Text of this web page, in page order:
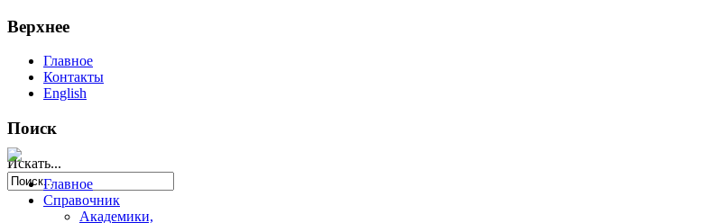
Верхнее
Главное
Контакты
English
Поиск
Искать...
Главное
Справочник
Академики,